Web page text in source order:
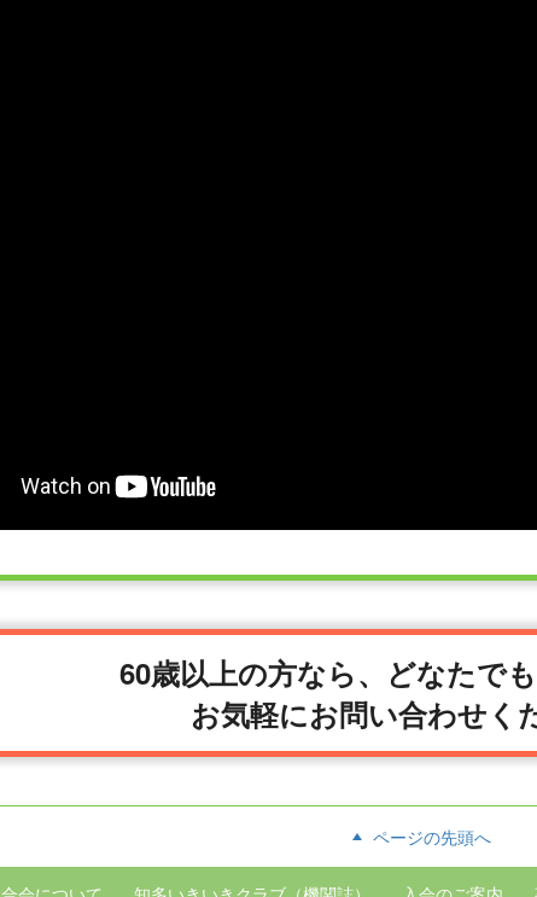
60歳以上の方なら、どなたで
お気軽にお問い合わせく
ページの先頭へ